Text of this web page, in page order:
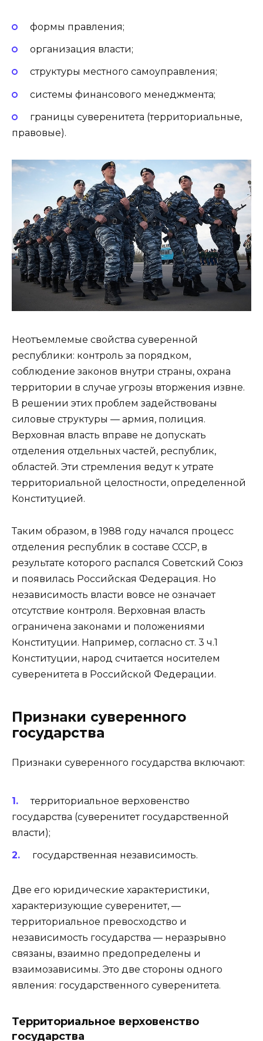
формы правления;
организация власти;
структуры местного самоуправления;
системы финансового менеджмента;
границы суверенитета (территориальные,
правовые).
Неотъемлемые свойства суверенной
республики: контроль за порядком,
соблюдение законов внутри страны, охрана
территории в случае угрозы вторжения извне.
В решении этих проблем задействованы
силовые структуры — армия, полиция.
Верховная власть вправе не допускать
отделения отдельных частей, республик,
областей. Эти стремления ведут к утрате
территориальной целостности, определенной
Конституцией.
Таким образом, в 1988 году начался процесс
отделения республик в составе СССР, в
результате которого распался Советский Союз
и появилась Российская Федерация. Но
независимость власти вовсе не означает
отсутствие контроля. Верховная власть
ограничена законами и положениями
Конституции. Например, согласно ст. 3 ч.1
Конституции, народ считается носителем
суверенитета в Российской Федерации.
Признаки суверенного
государства
Признаки суверенного государства включают:
территориальное верховенство
государства (суверенитет государственной
власти);
государственная независимость.
Две его юридические характеристики,
характеризующие суверенитет, —
территориальное превосходство и
независимость государства — неразрывно
связаны, взаимно предопределены и
взаимозависимы. Это две стороны одного
явления: государственного суверенитета.
Территориальное верховенство
государства